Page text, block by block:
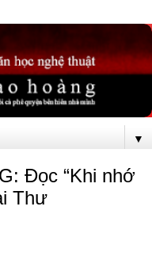
▼
Đọc “Khi nhớ
Thư